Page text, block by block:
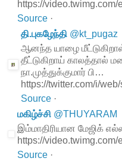
https://
Source ·
தி.புகழேந்தி @kt_pugaz
ஆனந்த யாழை
தீட்டுகிறாய் காலத்தால்
நா.முத்துக்குமார் பி…
https://twitter.com/i/
Source ·
மகிழ்ச்சி @THUYARAM
இம்மாதிரியான மேஜிக்
https://
Source ·